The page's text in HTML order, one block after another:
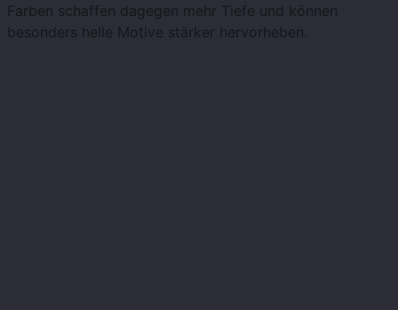
Farben schaffen dagegen mehr Tiefe und können
besonders helle Motive stärker hervorheben.